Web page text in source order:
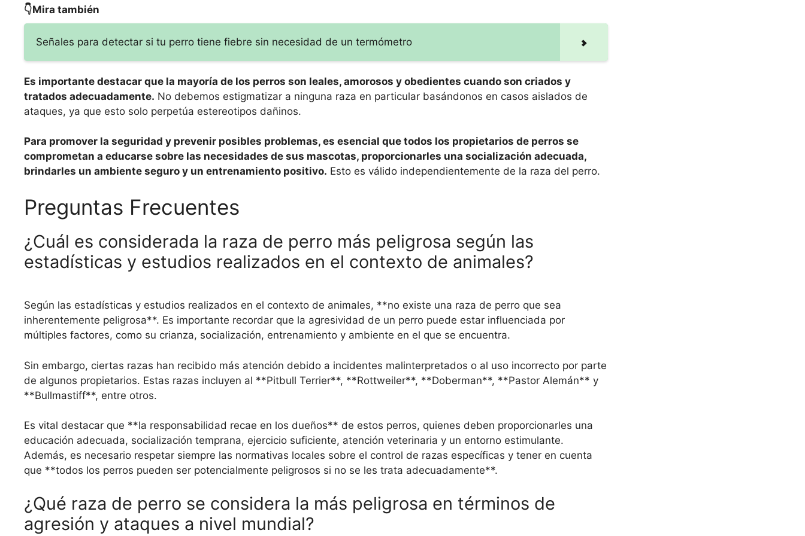
👇Mira también
Señales para detectar si tu perro tiene fiebre sin necesidad de un termómetro
Es importante destacar que la mayoría de los perros son leales, amorosos y obedientes cuando son criados y
tratados adecuadamente. No debemos estigmatizar a ninguna raza en particular basándonos en casos aislados de
ataques, ya que esto solo perpetúa estereotipos dañinos.
Para promover la seguridad y prevenir posibles problemas, es esencial que todos los propietarios de perros se
comprometan a educarse sobre las necesidades de sus mascotas, proporcionarles una socialización adecuada,
brindarles un ambiente seguro y un entrenamiento positivo. Esto es válido independientemente de la raza del perro.
Preguntas Frecuentes
¿Cuál es considerada la raza de perro más peligrosa según las
estadísticas y estudios realizados en el contexto de animales?
Según las estadísticas y estudios realizados en el contexto de animales, **no existe una raza de perro que sea
inherentemente peligrosa**. Es importante recordar que la agresividad de un perro puede estar influenciada por
múltiples factores, como su crianza, socialización, entrenamiento y ambiente en el que se encuentra.
Sin embargo, ciertas razas han recibido más atención debido a incidentes malinterpretados o al uso incorrecto por parte
de algunos propietarios. Estas razas incluyen al **Pitbull Terrier**, **Rottweiler**, **Doberman**, **Pastor Alemán** y
**Bullmastiff**, entre otros.
Es vital destacar que **la responsabilidad recae en los dueños** de estos perros, quienes deben proporcionarles una
educación adecuada, socialización temprana, ejercicio suficiente, atención veterinaria y un entorno estimulante.
Además, es necesario respetar siempre las normativas locales sobre el control de razas específicas y tener en cuenta
que **todos los perros pueden ser potencialmente peligrosos si no se les trata adecuadamente**.
¿Qué raza de perro se considera la más peligrosa en términos de
agresión y ataques a nivel mundial?